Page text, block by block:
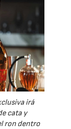
irá
cata y
ron dentro